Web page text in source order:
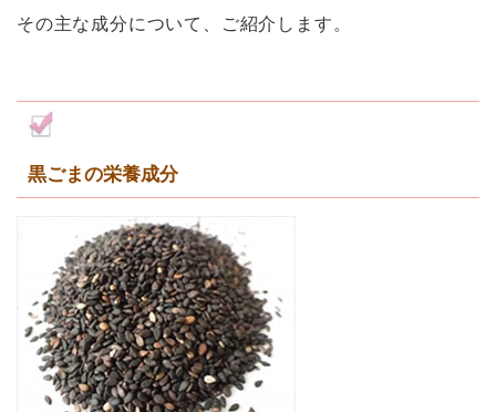
その主な成分について、ご紹介します。
黒ごまの栄養成分